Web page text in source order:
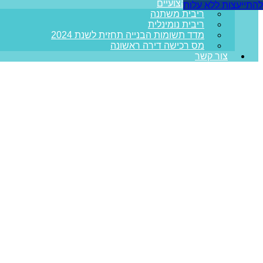
להתייעצות ללא עלות
מדריכים מקצועיים
ריבית משתנה
ריבית נומינלית
מדד תשומות הבנייה תחזית לשנת 2024
מס רכישה דירה ראשונה
צור קשר